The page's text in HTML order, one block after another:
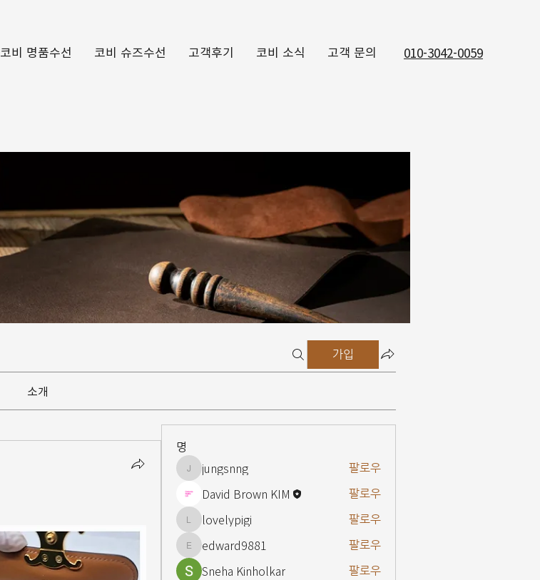
코비 명품수선 코비 슈즈수선 고객후기 코비 소식 고객 문의 010-3042-0059
가입
소개
명
jungsnng
jungsnng 팔로우
David Brown KIM 팔로우
lovelypigi
lovelypigi 팔로우
edward9881
edward9881 팔로우
Sneha Kinholkar
팔로우